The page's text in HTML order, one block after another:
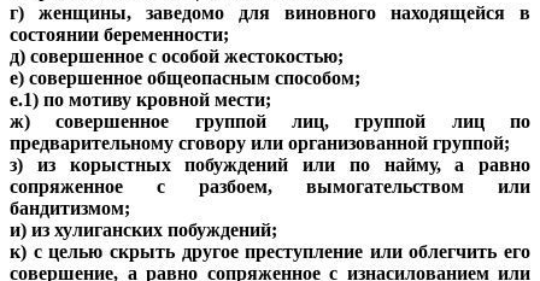
г) женщины, заведомо для виновного находящейся в
состоянии беременности;
д) совершенное с особой жестокостью;
е) совершенное общеопасным способом;
е.1) по мотиву кровной мести;
ж) совершенное группой лиц, группой лиц по
предварительному сговору или организованной группой;
з) из корыстных побуждений или по найму, а равно
сопряженное с разбоем, вымогательством или
бандитизмом;
и) из хулиганских побуждений;
к) с целью скрыть другое преступление или облегчить его
совершение, а равно сопряженное с изнасилованием или